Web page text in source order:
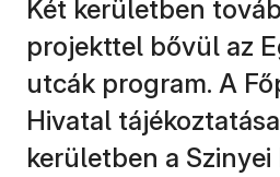
Két kerületben
projekttel bővül az
utcák program. A
Hivatal
kerületben a Szinyei